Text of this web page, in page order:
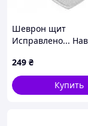
Шеврон щит
Исправлено...
249 ₴
Купить